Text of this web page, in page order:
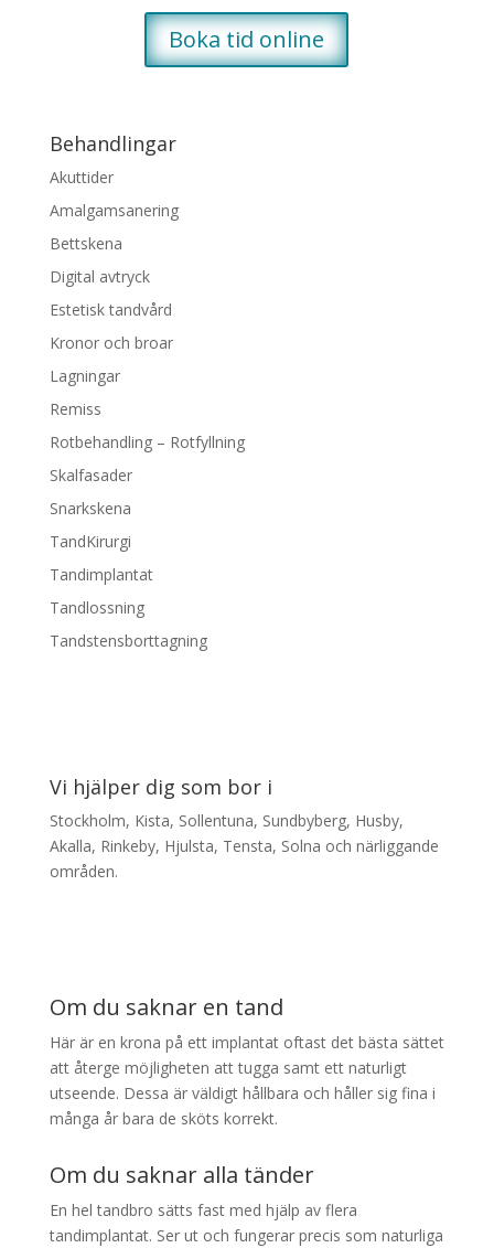
Boka tid online
Behandlingar
Akuttider
Amalgamsanering
Bettskena
Digital avtryck
Estetisk tandvård
Kronor och broar
Lagningar
Remiss
Rotbehandling – Rotfyllning
Skalfasader
Snarkskena
TandKirurgi
Tandimplantat
Tandlossning
Tandstensborttagning
Vi hjälper dig som bor i
Stockholm, Kista, Sollentuna, Sundbyberg, Husby,
Akalla, Rinkeby, Hjulsta, Tensta, Solna och närliggande
områden.
Om du saknar en tand
Här är en krona på ett implantat oftast det bästa sättet
att återge möjligheten att tugga samt ett naturligt
utseende. Dessa är väldigt hållbara och håller sig fina i
många år bara de sköts korrekt.
Om du saknar alla tänder
En hel tandbro sätts fast med hjälp av flera
tandimplantat. Ser ut och fungerar precis som naturliga